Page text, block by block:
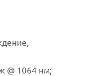
@ 1064 нм;